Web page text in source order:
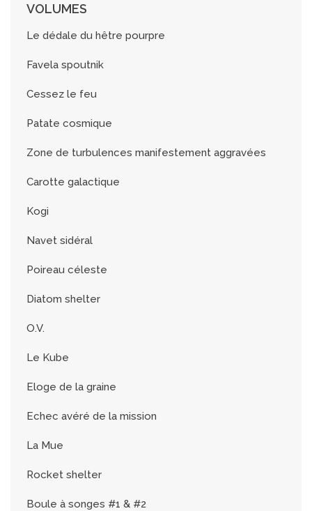
VOLUMES
Le dédale du hêtre pourpre
Favela spoutnik
Cessez le feu
Patate cosmique
Zone de turbulences manifestement aggravées
Carotte galactique
Kogi
Navet sidéral
Poireau céleste
Diatom shelter
O.V.
Le Kube
Eloge de la graine
Echec avéré de la mission
La Mue
Rocket shelter
Boule à songes #1 & #2